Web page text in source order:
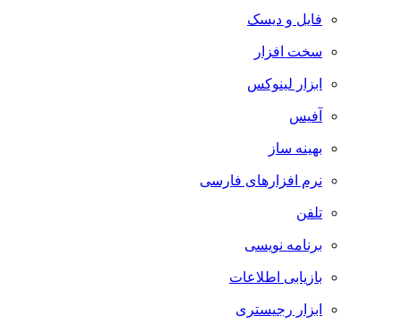
فایل و دیسک
سخت افزار
ابزار لینوکس
آفیس
بهینه ساز
نرم افزارهای فارسی
تلفن
برنامه نویسی
بازیابی اطلاعات
ابزار رجیستری